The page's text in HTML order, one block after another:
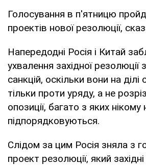
Голосування в п'ятницю
проектів нової резолюції,
Напередодні Росія і Китай
ухвалення західної резолюції
санкцій, оскільки вони на ділі
тільки проти уряду, а не
опозиції, багато з яких нікому
підпорядковуються.
Слідом за цим Росія зняла з
проект резолюції, який